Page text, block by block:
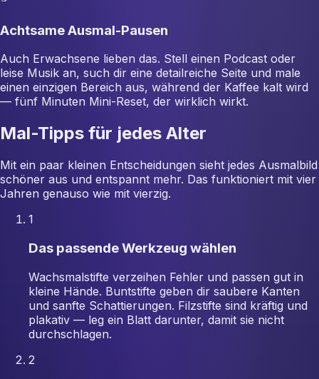
Achtsame Ausmal-Pausen
Auch Erwachsene lieben das. Stell einen Podcast oder
leise Musik an, such dir eine detailreiche Seite und male
einen einzigen Bereich aus, während der Kaffee kalt wird
— fünf Minuten Mini-Reset, der wirklich wirkt.
Mal-Tipps für jedes Alter
Mit ein paar kleinen Entscheidungen sieht jedes Ausmalbild
schöner aus und entspannt mehr. Das funktioniert mit vier
Jahren genauso wie mit vierzig.
1
Das passende Werkzeug wählen
Wachsmalstifte verzeihen Fehler und passen gut in
kleine Hände. Buntstifte geben dir saubere Kanten
und sanfte Schattierungen. Filzstifte sind kräftig und
plakativ — leg ein Blatt darunter, damit sie nicht
durchschlagen.
2